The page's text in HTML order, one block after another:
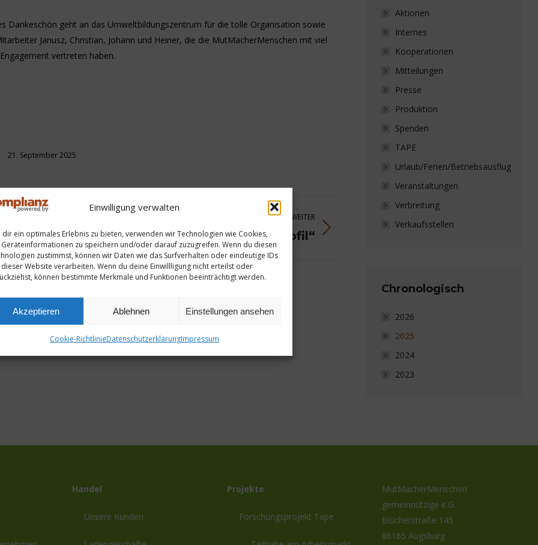
Einwilligung verwalten
dir ein optimales Erlebnis zu bieten, verwenden wir Technologien wie Cookies,
Geräteinformationen zu speichern und/oder darauf zuzugreifen. Wenn du diesen
zustimmst, können wir Daten wie das Surfverhalten oder eindeutige IDs
dieser Website verarbeiten. Wenn du deine Einwillligung nicht erteilst oder
können bestimmte Merkmale und Funktionen beeinträchtigt werden.
Akzeptieren Ablehnen Einstellungen ansehen
Cookie-RichtlinieDatenschutzerklärungImpressum
Dankeschön geht an das Umweltbildungszentrum für die tolle Organisation sowie
Janusz, Christian, Johann und Heiner, die die MutMacherMenschen mit viel
vertreten haben.
21. September 2025
WEITER
Nächster
Beitrag:
Die MutMacherMenschen im „Profil“
Aktionen
Internes
Kooperationen
Mitteilungen
Presse
Produktion
Spenden
TAPE
Urlaub/Ferien/Betriebsausflug
Veranstaltungen
Verbreitung
Verkaufsstellen
Chronologisch
2026
2025
2024
2023
Handel
Unsere Kunden
Projekte
Forschungsprojekt Tape
MutMacherMenschen
gemeinnützige e.G.
Blücherstraße 145
86165 Augsburg